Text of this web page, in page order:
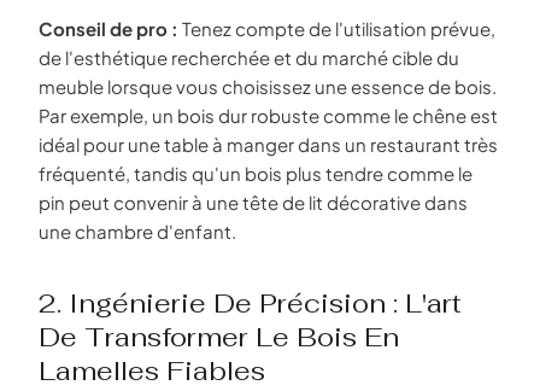
Conseil de pro : Tenez compte de l'utilisation prévue,
de l'esthétique recherchée et du marché cible du
meuble lorsque vous choisissez une essence de bois.
Par exemple, un bois dur robuste comme le chêne est
idéal pour une table à manger dans un restaurant très
fréquenté, tandis qu'un bois plus tendre comme le
pin peut convenir à une tête de lit décorative dans
une chambre d'enfant.
2. Ingénierie De Précision : L'art
De Transformer Le Bois En
Lamelles Fiables